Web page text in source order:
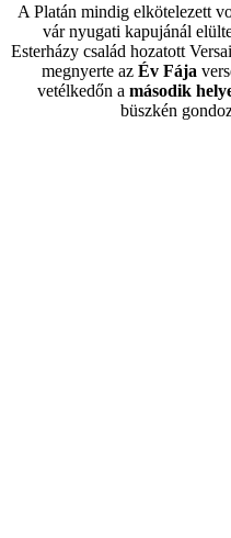
A Platán mindig elkötelezett
vár nyugati kapujánál
Esterházy család hozatott
megnyerte az Év Fája
vetélkedőn a második
büszkén